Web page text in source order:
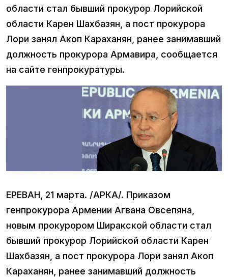
области стал бывший прокурор Лорийской
области Карен Шахбазян, а пост прокурора
Лори занял Акоп Караханян, ранее занимавший
должность прокурора Армавира, сообщается
на сайте генпрокуратуры.
ЕРЕВАН, 21 марта. /АРКА/. Приказом
генпрокурора Армении Агвана Овсепяна,
новым прокурором Ширакской области стал
бывший прокурор Лорийской области Карен
Шахбазян, а пост прокурора Лори занял Акоп
Караханян, ранее занимавший должность